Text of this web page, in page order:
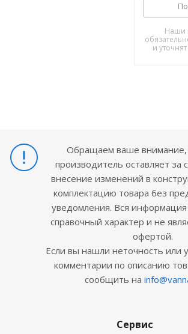
Наши
и
Обращаем ваше
производитель оставляет за
внесение изменений в
комплектацию товара без
уведомления. Вся информация
справочный характер и не
офертой.
Если вы нашли неточность или
комментарии по описанию
сообщить на
Сервис